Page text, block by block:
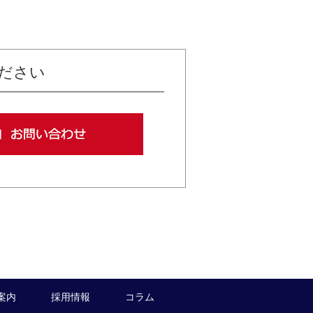
さい
内 採用情報 コラム